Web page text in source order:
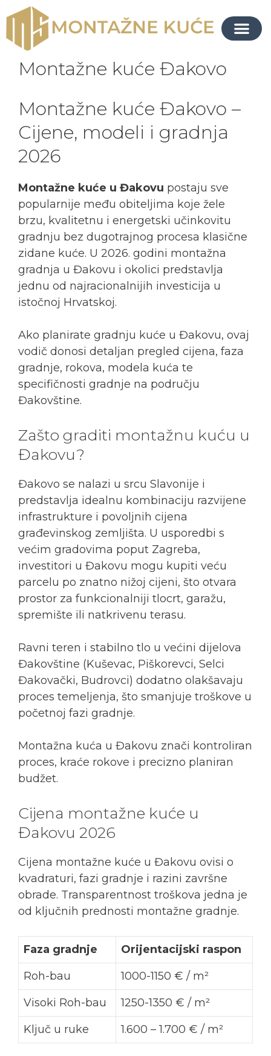
Montažne kuće Đakovo
Montažne kuće Đakovo –
Cijene, modeli i gradnja
2026
Montažne kuće u Đakovu postaju sve
popularnije među obiteljima koje žele
brzu, kvalitetnu i energetski učinkovitu
gradnju bez dugotrajnog procesa klasične
zidane kuće. U 2026. godini montažna
gradnja u Đakovu i okolici predstavlja
jednu od najracionalnijih investicija u
istočnoj Hrvatskoj.
Ako planirate gradnju kuće u Đakovu, ovaj
vodič donosi detaljan pregled cijena, faza
gradnje, rokova, modela kuća te
specifičnosti gradnje na području
Đakovštine.
Zašto graditi montažnu kuću u
Đakovu?
Đakovo se nalazi u srcu Slavonije i
predstavlja idealnu kombinaciju razvijene
infrastrukture i povoljnih cijena
građevinskog zemljišta. U usporedbi s
većim gradovima poput Zagreba,
investitori u Đakovu mogu kupiti veću
parcelu po znatno nižoj cijeni, što otvara
prostor za funkcionalniji tlocrt, garažu,
spremište ili natkrivenu terasu.
Ravni teren i stabilno tlo u većini dijelova
Đakovštine (Kuševac, Piškorevci, Selci
Đakovački, Budrovci) dodatno olakšavaju
proces temeljenja, što smanjuje troškove u
početnoj fazi gradnje.
Montažna kuća u Đakovu znači kontroliran
proces, kraće rokove i precizno planiran
budžet.
Cijena montažne kuće u
Đakovu 2026
Cijena montažne kuće u Đakovu ovisi o
kvadraturi, fazi gradnje i razini završne
obrade. Transparentnost troškova jedna je
od ključnih prednosti montažne gradnje.
Faza gradnje
Orijentacijski raspon
Roh-bau
1000-1150 € / m²
Visoki Roh-bau
1250-1350 € / m²
Ključ u ruke
1.600 – 1.700 € / m²